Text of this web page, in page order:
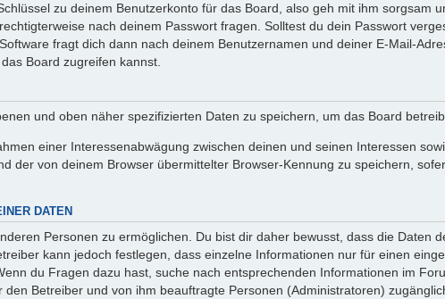
zu deinem Benutzerkonto für das Board, also geh mit ihm sorgsam
nach deinem Passwort fragen. Solltest du dein Passwort
fragt dich dann nach deinem Benutzernamen und deiner E-Mail-
Board zugreifen kannst.
und oben näher spezifizierten Daten zu speichern, um das Board
einer Interessenabwägung zwischen deinen und seinen Interessen
der von deinem Browser übermittelter Browser-Kennung zu speichern,
DATEN
Personen zu ermöglichen. Du bist dir daher bewusst, dass die Daten
kann jedoch festlegen, dass einzelne Informationen nur für einen
du Fragen dazu hast, suche nach entsprechenden Informationen im
Betreiber und von ihm beauftragte Personen (Administratoren)